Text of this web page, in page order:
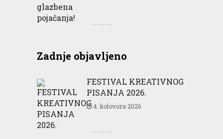
Zadnje objavljeno
FESTIVAL KREATIVNOG
PISANJA 2026.
4. kolovoza 2026.